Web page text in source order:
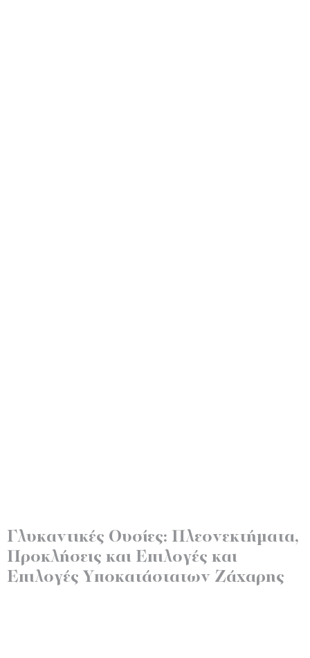
Γλυκαντικές Ουσίες: Πλεονεκτήματα,
Προκλήσεις και Επιλογές και
Επιλογές Υποκατάστατων Ζάχαρης